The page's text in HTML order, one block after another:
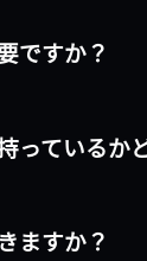
ですか？
っているか
ますか？